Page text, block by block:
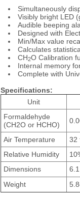
Simultaneously
Visibly bright LED
Audible beeping
Designed with
Min/Max value
Calculates
CH2O Calibration
Internal memory
Complete with
Specifications:
Unit
Formaldehyde
(CH2O or HCHO)
Air Temperature
32
Relative Humidity
Dimensions
Weight